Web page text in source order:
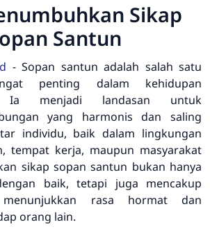
Sikap
Santun
- Sopan santun adalah salah satu
penting dalam kehidupan
Ia menjadi landasan untuk
yang harmonis dan saling
individu, baik dalam lingkungan
tempat kerja, maupun masyarakat
sikap sopan santun bukan hanya
baik, tetapi juga mencakup
rasa hormat dan
orang lain.